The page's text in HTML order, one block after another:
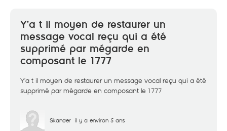
Y’a t il moyen de restaurer un
message vocal reçu qui a été
supprimé par mégarde en
composant le 1777
Y’a t il moyen de restaurer un message vocal reçu qui a été
supprimé par mégarde en composant le 1777
Skander il y a environ 5 ans